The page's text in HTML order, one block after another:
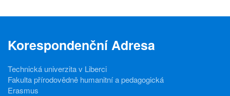
Korespondenční Adresa
Technická univerzita v Liberci
Fakulta přírodovědně humanitní a pedagogická
Erasmus